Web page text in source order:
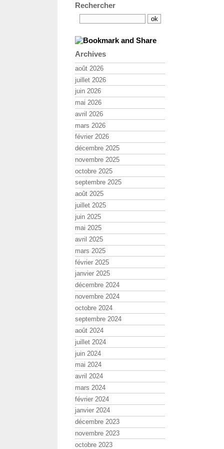
Rechercher
Archives
août 2026
juillet 2026
juin 2026
mai 2026
avril 2026
mars 2026
février 2026
décembre 2025
novembre 2025
octobre 2025
septembre 2025
août 2025
juillet 2025
juin 2025
mai 2025
avril 2025
mars 2025
février 2025
janvier 2025
décembre 2024
novembre 2024
octobre 2024
septembre 2024
août 2024
juillet 2024
juin 2024
mai 2024
avril 2024
mars 2024
février 2024
janvier 2024
décembre 2023
novembre 2023
octobre 2023